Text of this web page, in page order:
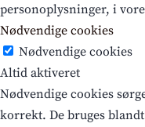
personoplysninger, i
Nødvendige cookies
Nødvendige cookies
Altid aktiveret
Nødvendige cookies
korrekt. De bruges